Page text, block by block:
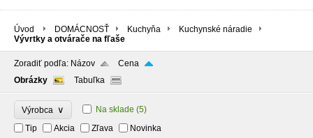
Úvod DOMÁCNOSŤ Kuchyňa
Kuchynské náradie
Vývrtky a otvárače na fľaše
Zoradiť podľa: Názov
Cena
Obrázky
Tabuľka
Výrobca ∨ Na sklade (5)
Tip
Akcia Zľava Novinka